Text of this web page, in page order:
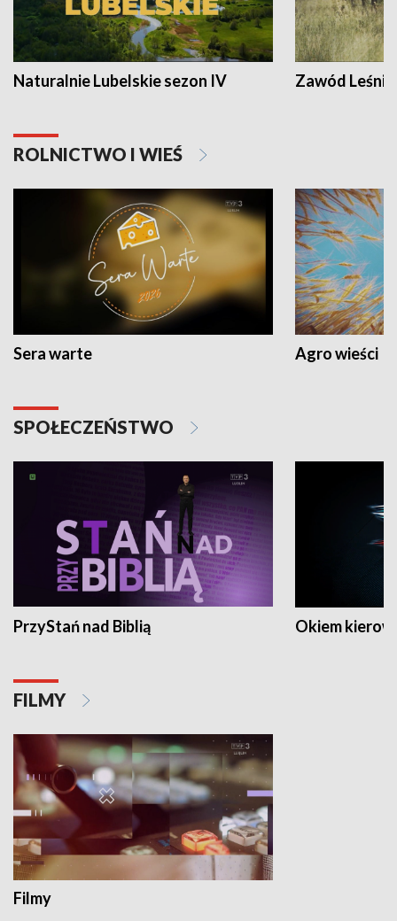
Naturalnie Lubelskie sezon IV Zawód Leśnik
ROLNICTWO I WIEŚ
Sera warte Agro wieści
SPOŁECZEŃSTWO
PrzyStań nad Biblią Okiem
FILMY
Filmy